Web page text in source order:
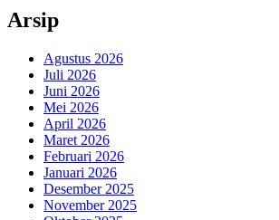
Arsip
Agustus 2026
Juli 2026
Juni 2026
Mei 2026
April 2026
Maret 2026
Februari 2026
Januari 2026
Desember 2025
November 2025